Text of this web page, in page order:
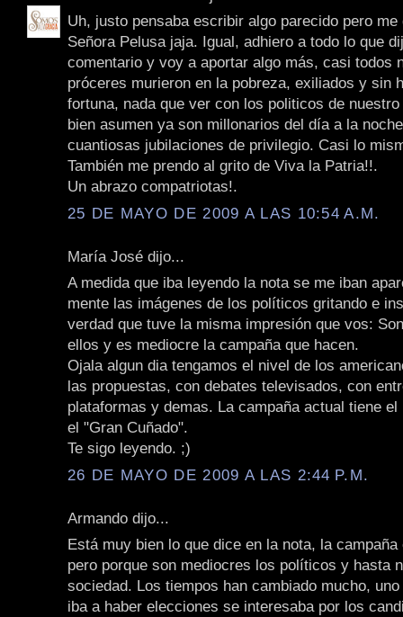
Uh, justo pensaba escribir algo parecido pero me
Señora Pelusa jaja. Igual, adhiero a todo lo que
comentario y voy a aportar algo más, casi todos
próceres murieron en la pobreza, exiliados y sin
fortuna, nada que ver con los politicos de
bien asumen ya son millonarios del día a la
cuantiosas jubilaciones de privilegio. Casi lo
También me prendo al grito de Viva la Patria!!.
Un abrazo compatriotas!.
25 DE MAYO DE 2009 A LAS 10:54 A.M.
María José dijo...
A medida que iba leyendo la nota se me iban
mente las imágenes de los políticos gritando e
verdad que tuve la misma impresión que vos:
ellos y es mediocre la campaña que hacen.
Ojala algun dia tengamos el nivel de los
las propuestas, con debates televisados, con
plataformas y demas. La campaña actual tiene
el "Gran Cuñado".
Te sigo leyendo. ;)
26 DE MAYO DE 2009 A LAS 2:44 P.M.
Armando dijo...
Está muy bien lo que dice en la nota, la
pero porque son mediocres los políticos y hasta
sociedad. Los tiempos han cambiado mucho,
iba a haber elecciones se interesaba por los